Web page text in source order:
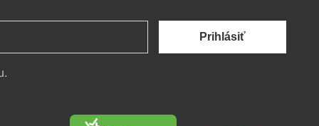
Prihlásiť